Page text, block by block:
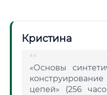
Кристина
«Основы
цепей» (256